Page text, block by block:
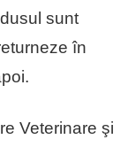
sunt
în
Veterinare şi